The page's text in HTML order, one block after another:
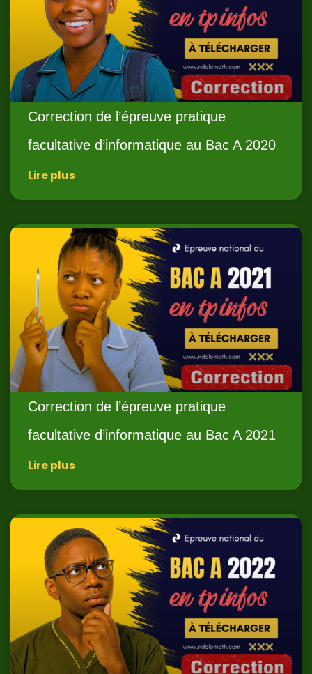
Correction de l’épreuve pratique
facultative d’informatique au Bac A 2020
Lire plus
Correction de l’épreuve pratique
facultative d’informatique au Bac A 2021
Lire plus